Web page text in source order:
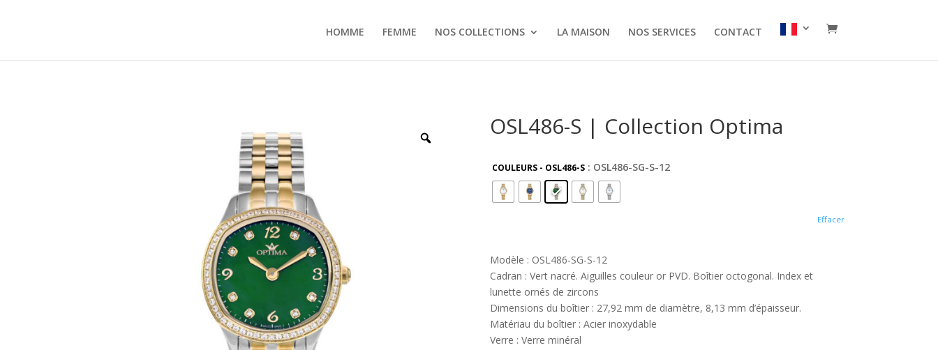
HOMME FEMME NOS COLLECTIONS LA MAISON NOS SERVICES CONTACT
OSL486-S | Collection Optima
COULEURS - OSL486-S : OSL486-SG-S-12
Effacer
Modèle : OSL486-SG-S-12
Cadran : Vert nacré. Aiguilles couleur or PVD. Boîtier octogonal. Index et
lunette ornés de zircons
Dimensions du boîtier : 27,92 mm de diamètre, 8,13 mm d’épaisseur.
Matériau du boîtier : Acier inoxydable
Verre : Verre minéral